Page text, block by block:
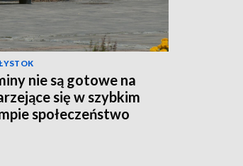
nie są gotowe na
się w szybkim
społeczeństwo